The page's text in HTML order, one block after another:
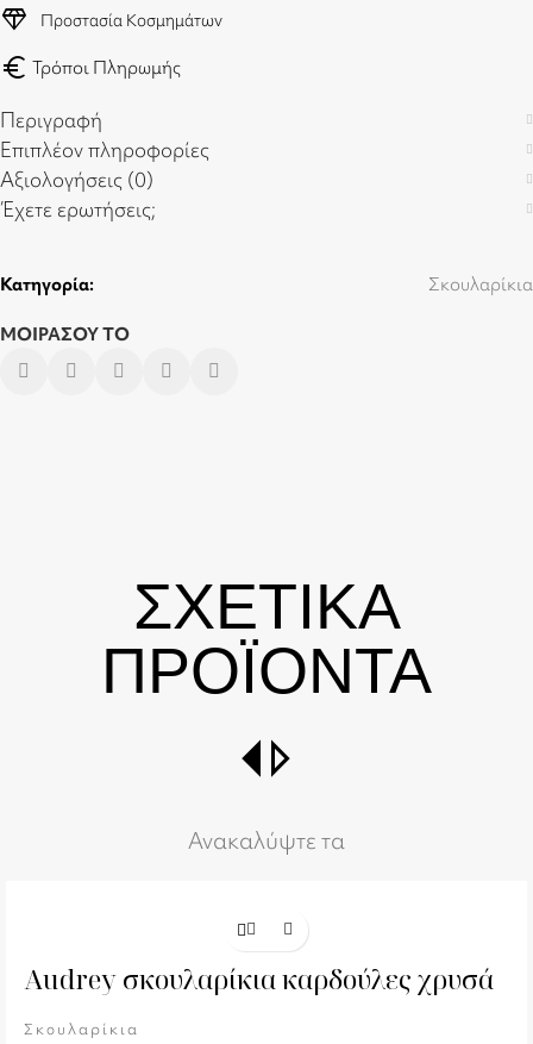
diamond Προστασία Κοσμημάτων
euro Τρόποι Πληρωμής
Περιγραφή
Επιπλέον πληροφορίες
Αξιολογήσεις (0)
Έχετε ερωτήσεις;
Κατηγορία: Σκουλαρίκια
ΜΟΙΡΑΣΟΥ ΤΟ
ΣΧΕΤΙΚΑ
ΠΡΟΪΟΝΤΑ
switch_right
Ανακαλύψτε τα
Audrey σκουλαρίκια καρδούλες χρυσά
Σκουλαρίκια